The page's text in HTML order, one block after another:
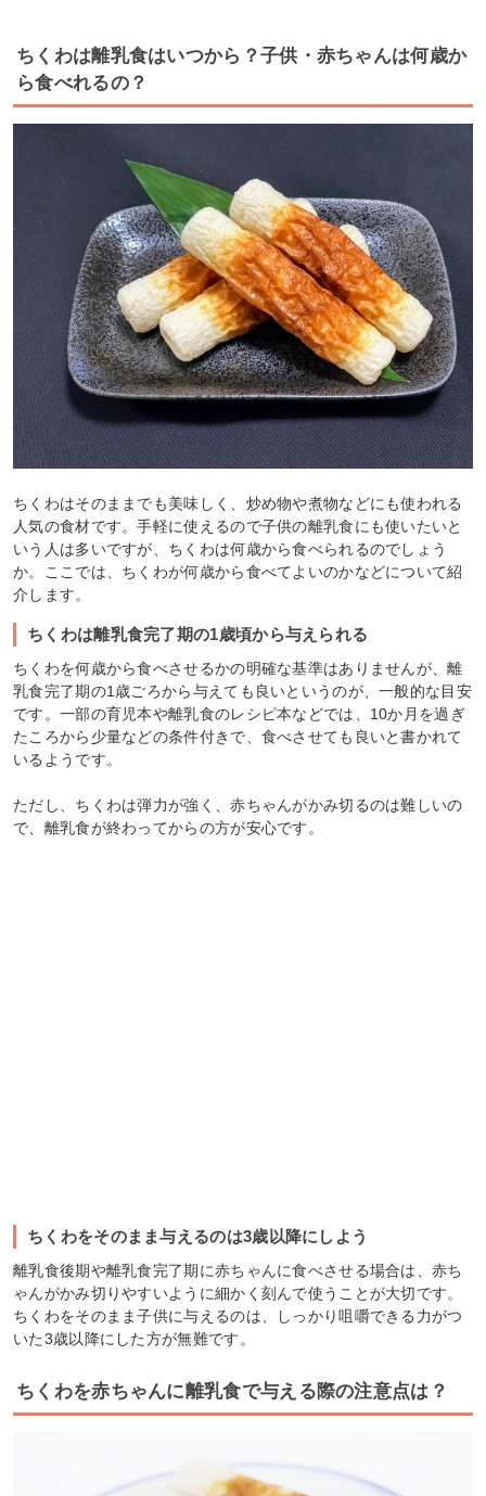
ちくわは離乳食はいつから？子供・赤ちゃんは何歳か
ら食べれるの？
ちくわはそのままでも美味しく、炒め物や煮物などにも使われる
人気の食材です。手軽に使えるので子供の離乳食にも使いたいと
いう人は多いですが、ちくわは何歳から食べられるのでしょう
か。ここでは、ちくわが何歳から食べてよいのかなどについて紹
介します。
ちくわは離乳食完了期の1歳頃から与えられる
ちくわを何歳から食べさせるかの明確な基準はありませんが、離
乳食完了期の1歳ごろから与えても良いというのが、一般的な目安
です。一部の育児本や離乳食のレシピ本などでは、10か月を過ぎ
たころから少量などの条件付きで、食べさせても良いと書かれて
いるようです。
ただし、ちくわは弾力が強く、赤ちゃんがかみ切るのは難しいの
で、離乳食が終わってからの方が安心です。
ちくわをそのまま与えるのは3歳以降にしよう
離乳食後期や離乳食完了期に赤ちゃんに食べさせる場合は、赤ち
ゃんがかみ切りやすいように細かく刻んで使うことが大切です。
ちくわをそのまま子供に与えるのは、しっかり咀嚼できる力がつ
いた3歳以降にした方が無難です。
ちくわを赤ちゃんに離乳食で与える際の注意点は？